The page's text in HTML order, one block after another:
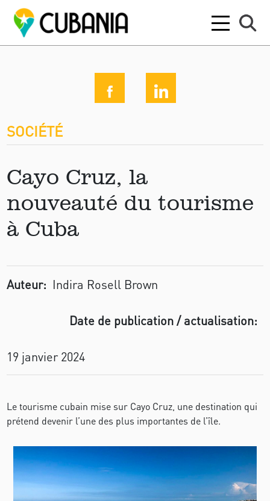
SOCIÉTÉ
Cayo Cruz, la
nouveauté du tourisme
à Cuba
Auteur: Indira Rosell Brown
Date de publication / actualisation:
19 janvier 2024
Le tourisme cubain mise sur Cayo Cruz, une destination qui
prétend devenir l’une des plus importantes de l’île.